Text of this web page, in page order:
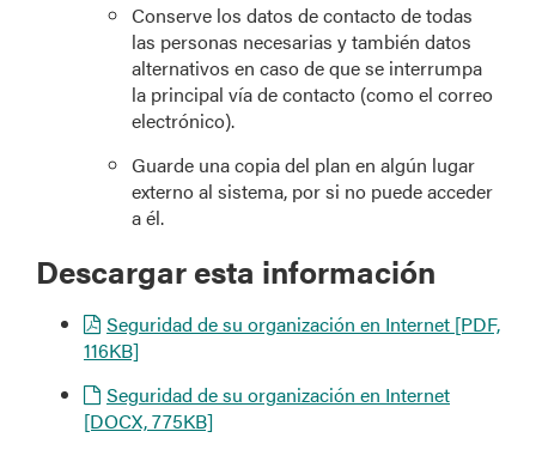
Conserve los datos de contacto de todas
las personas necesarias y también datos
alternativos en caso de que se interrumpa
la principal vía de contacto (como el correo
electrónico).
Guarde una copia del plan en algún lugar
externo al sistema, por si no puede acceder
a él.
Descargar esta información
Seguridad de su organización en Internet [PDF,
116KB]
Seguridad de su organización en Internet
[DOCX, 775KB]